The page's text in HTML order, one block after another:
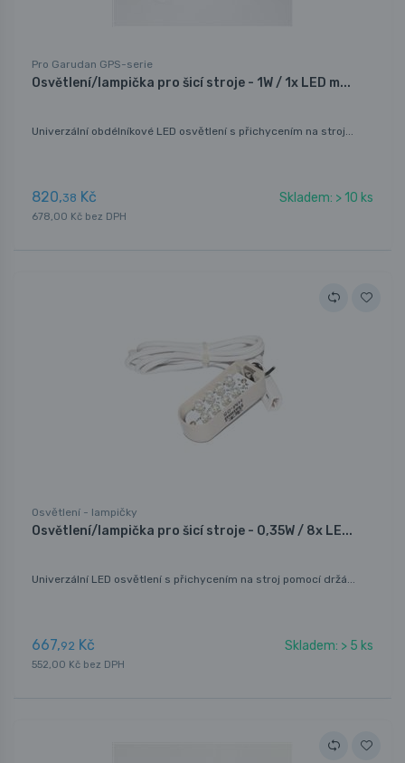
Pro Garudan GPS-serie
Osvětlení/lampička pro šicí stroje - 1W / 1x LED m...
Univerzální obdélníkové LED osvětlení s přichycením na stroj...
820,38 Kč Skladem: > 10 ks
678,00 Kč bez DPH
Osvětlení - lampičky
Osvětlení/lampička pro šicí stroje - 0,35W / 8x LE...
Univerzální LED osvětlení s přichycením na stroj pomocí držá...
667,92 Kč Skladem: > 5 ks
552,00 Kč bez DPH